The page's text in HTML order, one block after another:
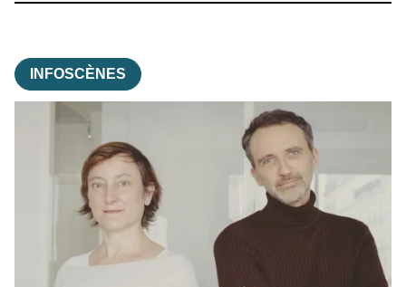
INFOSCÈNES